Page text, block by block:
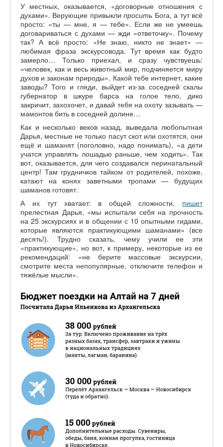
У местных, оказывается, «договорные отношения с
духами». Верующие привыклипросить Бога, а тут всё
просто: «ты — мне, я — тебе». Если же не умеешь
договариваться с духами — жди «ответочку». Почему
так? А всё просто: «Не знаю, никто не знает» —
любимая фраза экскурсовода. Тут время как будто
замерло… Только приехал, и сразу чувствуешь:
«человек, как и весь животный мир, подчиняется миру
духов и законам природы». Какой тебе интернет, какие
заводы? Того и гляди, выйдет из-за соседней скалы
губернатор в шкуре барса на голое тело, дико
закричит, захохочет, и давай тебя на охоту зазывать —
мамонтов бить в соседней долине…
Как и несколько веков назад, выведала любопытная
Дарья, местные не только пасут скот или охотятся, они
ещё и шаманят (поголовно, надо понимать), «а дети
учатся управлять лошадью раньше, чем ходить». Так
вот, оказывается, для чего создавался перинатальный
центр! Там грудничков тайком от родителей, похоже,
катают на конях заветными тропами — будущих
шаманов готовят.
А их тут хватает: в общей сложности, пишет
прелестная Дарья, «мы испытали себя на прочность
на 25 экскурсиях и в общении с 10 опытными гидами,
которые являются практикующими шаманами» (все
десять!). Трудно сказать, чему учили ее эти
«практикующие», но вот, к примеру, некоторые из ее
рекомендаций: «не берите массовые экскурсии,
смотрите места непопулярные, отключите телефон и
тяжёлые мысли».